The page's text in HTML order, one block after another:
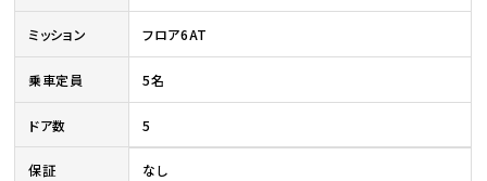
ミッション フロア6AT
乗車定員 5名
ドア数 5
保証 なし